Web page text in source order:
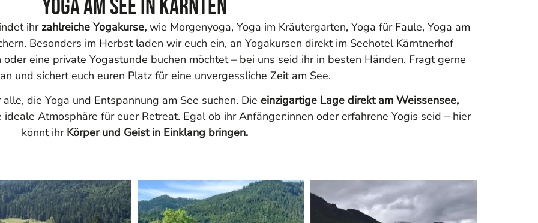
Yoga am See in Kärnten
ihr zahlreiche Yogakurse, wie Morgenyoga, Yoga im Kräutergarten, Yoga für Faule, Yoga am
Besonders im Herbst laden wir euch ein, an Yogakursen direkt im Seehotel Kärntnerhof
eine private Yogastunde buchen möchtet – bei uns seid ihr in besten Händen. Fragt gerne
und sichert euch euren Platz für eine unvergessliche Zeit am See.
die Yoga und Entspannung am See suchen. Die einzigartige Lage direkt am Weissensee,
Atmosphäre für euer Retreat. Egal ob ihr Anfänger:innen oder erfahrene Yogis seid – hier
könnt ihr Körper und Geist in Einklang bringen.